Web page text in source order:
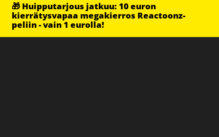
🎁 Huipputarjous jatkuu: 10 euron
kierrätysvapaa megakierros Reactoonz-
peliin - vain 1 eurolla!